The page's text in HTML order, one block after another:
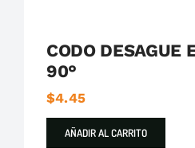
CODO DESAGUE
90°
$4.45
AÑADIR AL CARRITO